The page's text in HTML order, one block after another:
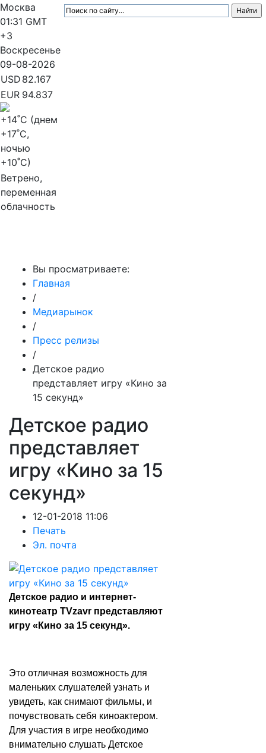
Москва
01:31 GMT
+3
Воскресенье
09-08-2026
USD 82.167
EUR 94.837
+14˚C (днем
+17˚C,
ночью
+10˚C)
Ветрено,
переменная
облачность
Вы просматриваете:
Главная
/
Медиарынок
/
Пресс релизы
/
Детское радио
представляет игру «Кино за
15 секунд»
Детское радио
представляет
игру «Кино за 15
секунд»
12-01-2018 11:06
Печать
Эл. почта
Детское радио и интернет-
кинотеатр TVzavr представляют
игру «Кино за 15 секунд».
Это отличная возможность для
маленьких слушателей узнать и
увидеть, как снимают фильмы, и
почувствовать себя киноактером.
Для участия в игре необходимо
внимательно слушать Детское